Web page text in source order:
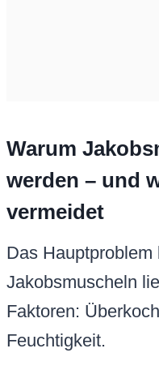
Warum
werden – und
vermeidet
Das Hauptproblem
Jakobsmuscheln
Faktoren:
Feuchtigkeit.